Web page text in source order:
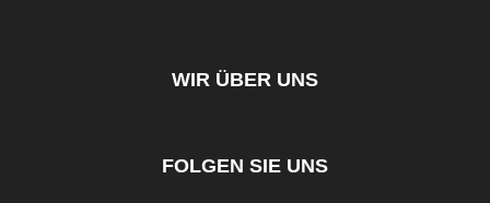
WIR ÜBER UNS
FOLGEN SIE UNS